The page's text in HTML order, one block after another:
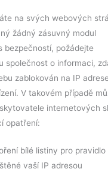
na svých webových
žádný zásuvný modul
bezpečností, požádejte
společnost o informaci,
zablokován na IP
V takovém případě
internetových
opatření:
bílé listiny pro pravidlo
vaší IP adresou